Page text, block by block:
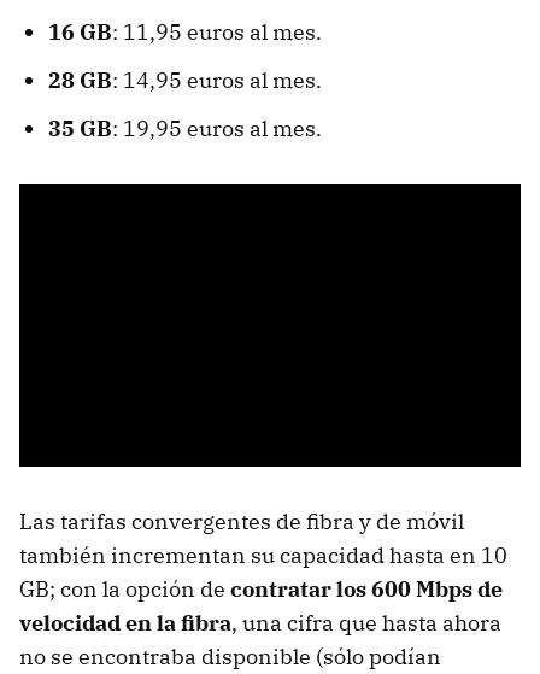
16 GB: 11,95 euros al mes.
28 GB: 14,95 euros al mes.
35 GB: 19,95 euros al mes.
Las tarifas convergentes de fibra y de móvil
también incrementan su capacidad hasta en 10
GB; con la opción de contratar los 600 Mbps de
velocidad en la fibra, una cifra que hasta ahora
no se encontraba disponible (sólo podían